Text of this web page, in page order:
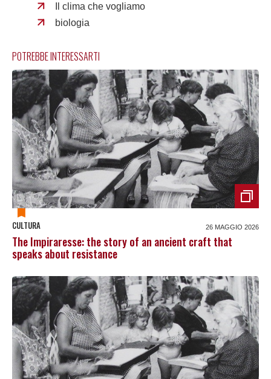
Il clima che vogliamo
biologia
POTREBBE INTERESSARTI
CULTURA 26 MAGGIO 2026
The Impiraresse: the story of an ancient craft that
speaks about resistance